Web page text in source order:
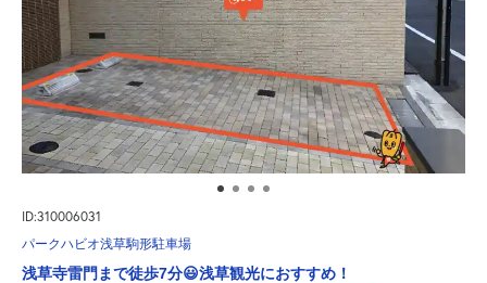
ID:310006031
パークハビオ浅草駒形駐車場
浅草寺雷門まで徒歩7分😃浅草観光におすすめ！